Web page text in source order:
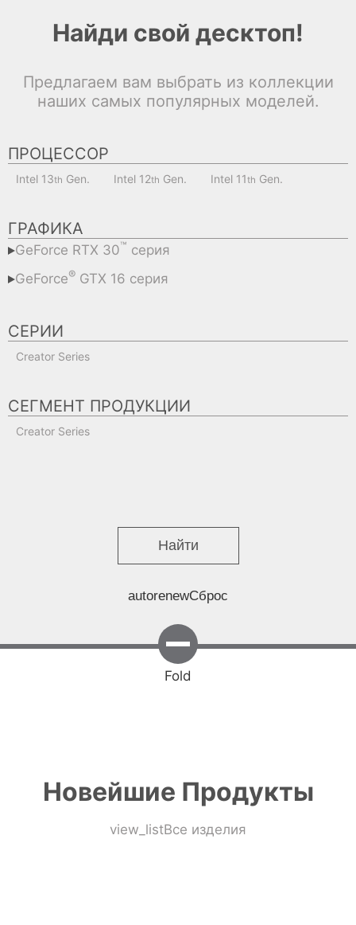
Найди свой десктоп!
Предлагаем вам выбрать из коллекции
наших самых популярных моделей.
ПРОЦЕССОР
Intel 13th Gen. Intel 12th Gen. Intel 11th Gen.
ГРАФИКА
GeForce RTX 30™ серия
GeForce RTX™ 3090 GeForce RTX™ 3080
GeForce RTX™ 3060
GeForce®GTX 16 серия
СЕРИИ
Creator Series
СЕГМЕНТ ПРОДУКЦИИ
Creator Series
Найти
autorenewСброс
Fold
Новейшие Продукты
view_listВсе изделия